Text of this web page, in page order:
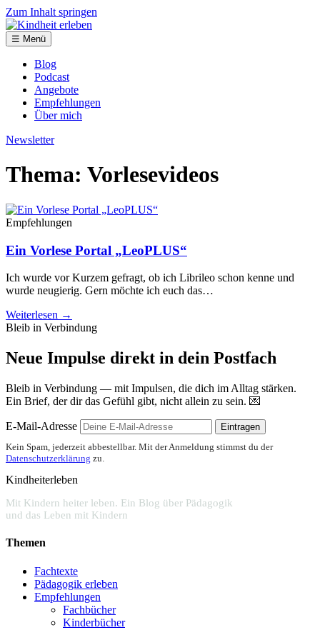
Zum Inhalt springen
☰ Menü
Blog
Podcast
Angebote
Empfehlungen
Über mich
Newsletter
Thema: Vorlesevideos
Empfehlungen
Ein Vorlese Portal „LeoPLUS“
Ich wurde vor Kurzem gefragt, ob ich Librileo schon kenne und
wurde neugierig. Gern möchte ich euch das…
Weiterlesen →
Bleib in Verbindung
Neue Impulse direkt in dein Postfach
Bleib in Verbindung — mit Impulsen, die dich im Alltag stärken.
Ein Brief, der dir das Gefühl gibt, nicht allein zu sein. 💌
E-Mail-Adresse
Eintragen
Kein Spam, jederzeit abbestellbar. Mit der Anmeldung stimmst du der
Datenschutzerklärung zu.
Kindheiterleben
Mit Kindern heiter leben. Ein Blog über Pädagogik
und das Leben mit Kindern
Themen
Fachtexte
Pädagogik erleben
Empfehlungen
Fachbücher
Kinderbücher